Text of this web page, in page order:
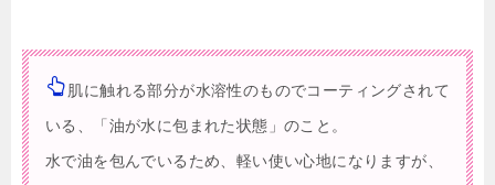
肌に触れる部分が水溶性のものでコーティングされて
いる、「油が水に包まれた状態」のこと。
水で油を包んでいるため、軽い使い心地になりますが、